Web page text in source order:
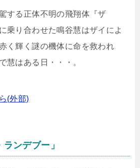
する正体不明の飛翔体『ザ
乗り合わせた鳴谷慧はザイによ
く輝く謎の機体に命を救われ
慧はある日・・・。
(外部)
ンデブー」